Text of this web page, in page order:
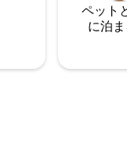
ペット
に泊ま